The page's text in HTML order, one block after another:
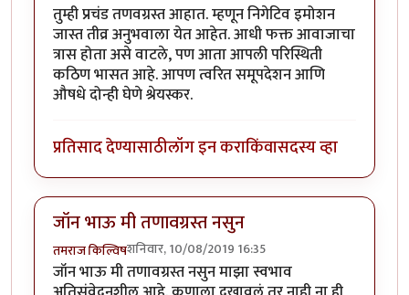
तुम्ही प्रचंड तणवग्रस्त आहात. म्हणून निगेटिव इमोशन
जास्त तीव्र अनुभवाला येत आहेत. आधी फक्त आवाजाचा
त्रास होता असे वाटले, पण आता आपली परिस्थिती
कठिण भासत आहे. आपण त्वरित समूपदेशन आणि
औषधे दोन्ही घेणे श्रेयस्कर.
प्रतिसाद देण्यासाठीलॉग इन कराकिंवासदस्य व्हा
जॉन भाऊ मी तणावग्रस्त नसुन
तमराज किल्विषशनिवार, 10/08/2019 16:35
जॉन भाऊ मी तणावग्रस्त नसुन माझा स्वभाव